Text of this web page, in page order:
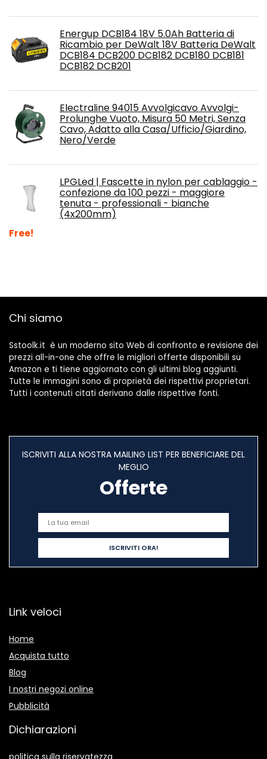
Energup DCB184 18V 5.0Ah Batteria di
Ricambio per DeWalt 18V Batteria DeWalt
DCB184 DCB200 DCB182 DCB180 DCB181
DCB182 DCB201
Electraline 94015 Avvolgicavo Avvolgi-
Prolunghe Vuoto, Misura 50 Metri, Senza
Cavo, Adatto alla Casa/Ufficio/Giardino,
Nero/Verde
LPGLed | Fascette in nylon per cablaggio -
confezione da 100 pezzi - maggiore
tenuta - professionali - bianche
(4x200mm)
Free!
Chi siamo
Sstoolk.it è un moderno sito Web di confronto e revisione dei
prezzi all-in-one che offre le migliori offerte disponibili su
Amazon e ti tiene aggiornato con gli ultimi blog aggiunti.
Tutte le immagini sono di proprietà dei rispettivi proprietari.
Tutti i contenuti citati derivano dalle rispettive fonti.
ISCRIVITI ALLA NOSTRA MAILING LIST PER BENEFICIARE DEL
MEGLIO
Offerte
Link veloci
Home
Acquista tutto
Blog
I nostri negozi online
Pubblicità
Dichiarazioni